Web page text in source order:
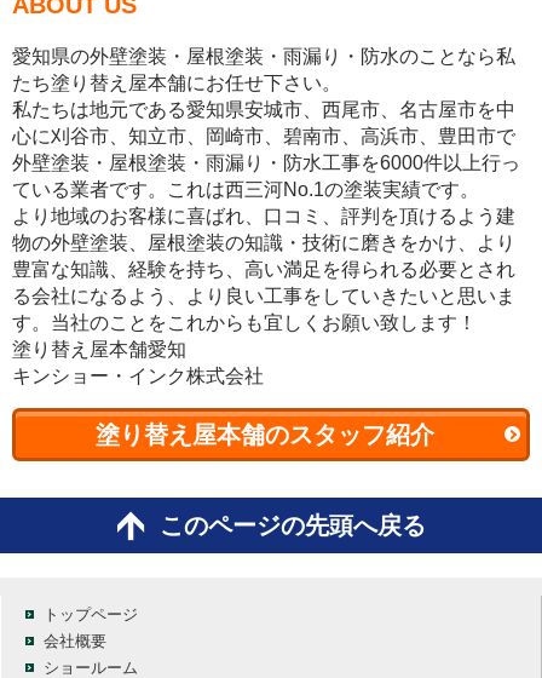
愛知県の外壁塗装・屋根塗装・雨漏り・防水のことなら私
たち塗り替え屋本舗にお任せ下さい。
私たちは地元である愛知県安城市、西尾市、名古屋市を中
心に刈谷市、知立市、岡崎市、碧南市、高浜市、豊田市で
外壁塗装・屋根塗装・雨漏り・防水工事を6000件以上行っ
ている業者です。これは西三河No.1の塗装実績です。
より地域のお客様に喜ばれ、口コミ、評判を頂けるよう建
物の外壁塗装、屋根塗装の知識・技術に磨きをかけ、より
豊富な知識、経験を持ち、高い満足を得られる必要とされ
る会社になるよう、より良い工事をしていきたいと思いま
す。当社のことをこれからも宜しくお願い致します！
塗り替え屋本舗愛知
キンショー・インク株式会社
塗り替え屋本舗のスタッフ紹介
このページの先頭へ戻る
トップページ
会社概要
ショールーム